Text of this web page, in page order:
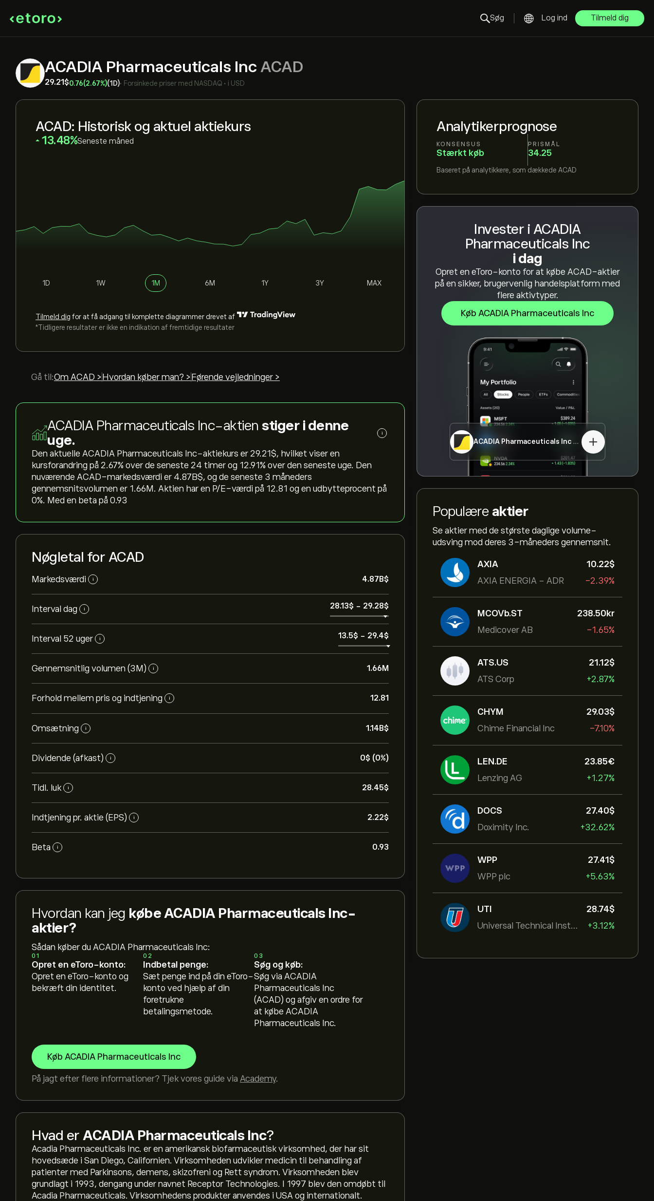
Søg Log ind Tilmeld dig
ACADIA Pharmaceuticals Inc ACAD
29.21‎$‎0.76(2.67%)(1D)• Forsinkede priser med NASDAQ • i USD
Analytikerprognose
KONSENSUS
Stærkt køb
PRISMÅL
34.25
Baseret på analytikkere, som dækkede ACAD
Invester i ACADIA
Pharmaceuticals Inc
i dag
Opret en eToro-konto for at købe ACAD-aktier
på en sikker, brugervenlig handelsplatform med
flere aktivtyper.
Køb ACADIA Pharmaceuticals Inc
ACADIA Pharmaceuticals Inc ACAD
Populære aktier
Se aktier med de største daglige volume-
udsving mod deres 3-måneders gennemsnit.
AXIA
AXIA ENERGIA - ADR
10.22‎$‎
-2.39%
MCOVb.ST
Medicover AB
238.50‎kr‎
-1.65%
ATS.US
ATS Corp
21.12‎$‎
+2.87%
CHYM
Chime Financial Inc
29.03‎$‎
-7.10%
LEN.DE
Lenzing AG
23.85‎€‎
+1.27%
DOCS
Doximity Inc.
27.40‎$‎
+32.62%
WPP
WPP plc
27.41‎$‎
+5.63%
UTI
Universal Technical Institut
28.74‎$‎
+3.12%
ACAD: Historisk og aktuel aktiekurs
‎13.48‎ Seneste måned
1D 1W 1M 6M 1Y 3Y MAX
Tilmeld dig for at få adgang til komplette diagrammer drevet af
*Tidligere resultater er ikke en indikation af fremtidige resultater
Gå til:Om ACAD > Hvordan køber man? > Førende vejledninger >
ACADIA Pharmaceuticals Inc-aktien stiger i denne
uge.
i
Den aktuelle ACADIA Pharmaceuticals Inc-aktiekurs er 29.21‎$‎, hvilket viser en
kursforandring på ‎2.67‎% over de seneste 24 timer og ‎12.91‎% over den seneste uge. Den
nuværende ACAD-markedsværdi er 4.87B‎$‎, og de seneste 3 måneders
gennemsnitsvolumen er 1.66M. Aktien har en P/E-værdi på 12.81 og en udbytteprocent på
0%. Med en beta på 0.93
Nøgletal for ACAD
Markedsværdi i 4.87B‎$‎
Interval dag i 28.13‎$‎ - 29.28‎$‎
Interval 52 uger i 13.5‎$‎ - 29.4‎$‎
Gennemsnitlig volumen (3M) i 1.66M
Forhold mellem pris og indtjening i 12.81
Omsætning i 1.14B‎$‎
Dividende (afkast) i 0‎$‎ (0%)
Tidl. luk i 28.45‎$‎
Indtjening pr. aktie (EPS) i 2.22‎$‎
Beta i 0.93
Hvordan kan jeg købe ACADIA Pharmaceuticals Inc-
aktier?
Sådan køber du ACADIA Pharmaceuticals Inc:
01
Opret en eToro-konto:
Opret en eToro-konto og
bekræft din identitet.
02
Indbetal penge:
Sæt penge ind på din eToro-
konto ved hjælp af din
foretrukne
betalingsmetode.
03
Søg og køb:
Søg via ACADIA
Pharmaceuticals Inc
(ACAD) og afgiv en ordre for
at købe ACADIA
Pharmaceuticals Inc.
Køb ACADIA Pharmaceuticals Inc
På jagt efter flere informationer? Tjek vores guide via Academy.
Hvad er ACADIA Pharmaceuticals Inc?
Acadia Pharmaceuticals Inc. er en amerikansk biofarmaceutisk virksomhed, der har sit
hovedsæde i San Diego, Californien. Virksomheden udvikler medicin til behandling af
patienter med Parkinsons, demens, skizofreni og Rett syndrom. Virksomheden blev
grundlagt i 1993, dengang under navnet Receptor Technologies. I 1997 blev den omdøbt til
Acadia Pharmaceuticals. Virksomhedens produkter anvendes i USA og internationalt.